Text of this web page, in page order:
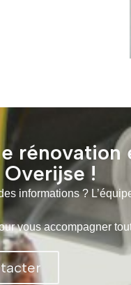
!
informations ?
vous accompagner